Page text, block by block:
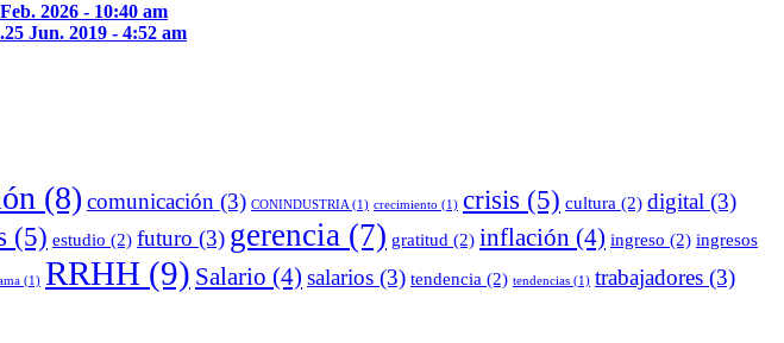
2026 - 10:40 am
25 Jun. 2019 - 4:52 am
(8) comunicación (3) CONINDUSTRIA (1) crecimiento (1) crisis (5) cultura (2) digital (3)
(5) estudio (2) futuro (3) gerencia (7) gratitud (2) inflación (4) ingreso (2) ingresos
(1) RRHH (9) Salario (4) salarios (3) tendencia (2) tendencias (1) trabajadores (3)